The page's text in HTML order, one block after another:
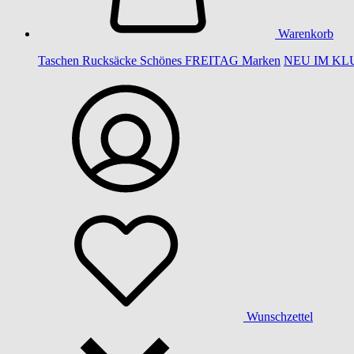
Warenkorb
Taschen Rucksäcke Schönes FREITAG Marken NEU IM
Wunschzettel